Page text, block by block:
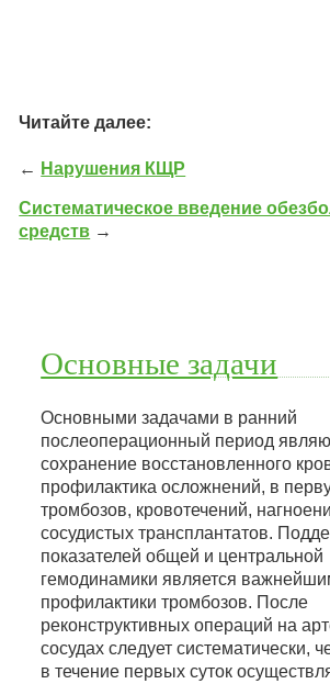
Читайте далее:
← Нарушения КЩР
Систематическое введение
средств →
Основные задачи
Основными задачами в ранний
послеоперационный период
сохранение восстановленного
профилактика осложнений, в
тромбозов, кровотечений,
сосудистых трансплантатов.
показателей общей и центральной
гемодинамики является
профилактики тромбозов. После
реконструктивных операций на
сосудах следует систематически,
в течение первых суток